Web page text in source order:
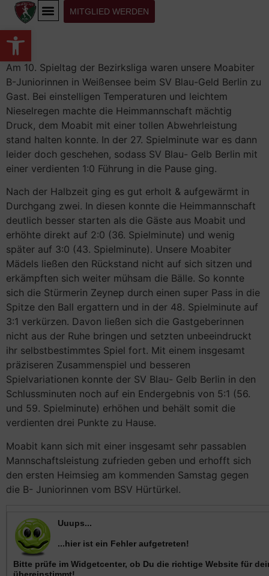
Werkzeugleiste öffnen
MITGLIED WERDEN
Am 10. Spieltag der Bezirksliga waren unsere Moabiter
B-Juniorinnen in Weißensee beim SV Blau-Geld Berlin zu
Gast. Bei einstelligen Temperaturen und leichtem
Nieselregen machte die Heimmannschaft mächtig
Druck, dem Moabit mit einer tollen Abwehrleistung
stand halten konnte. In der 27. Spielminute war es dann
leider doch geschehen, sodass SV Blau- Gelb Berlin mit
einer verdienten 1:0 Führung in die Pause ging.
Nach der Halbzeit ging es gut erholt & aufgewärmt in
Durchgang zwei. In diesen konnte die Heimmannschaft
deutlich besser starten als die Gäste aus Moabit und
erhöhte direkt auf 2:0 (36. Spielminute) und wenig
später auf 3:0 (43. Spielminute). Unsere Moabiter
Mädels ließen den Rückstand nicht auf sich sitzen und
erkämpften sich weiter mühsam die Bälle. So konnte
sich die Stürmerin Zeynep durch einen super Pass in die
Spitze den Ball ergattern und in der 48. Spielminute auf
3:1 verkürzen. Davon ließen sich die Gastgeberinnen
nicht aus der Ruhe bringen und setzten unbeeindruckt
ihr selbstbestimmtes Spiel fort. Mit einem insgesamt
präziseren Zusammenspiel und besseren
Spielvariationen konnte der SV Blau- Gelb Berlin in den
Schlussminuten noch auf ein Endergebnis von 5:1 (56.
und 59. Spielminute) erhöhen und behält somit die
verdienten drei Punkte zu Hause.
Moabit kann sich mit einer insgesamt sehr passablen
Mannschaftsleistung zufrieden geben und erhofft sich
den ersten Heimsieg am kommenden Samstag gegen
die B- Juniorinnen vom BSV Hürtürkel.